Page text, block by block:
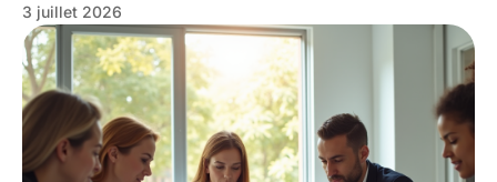
3 juillet 2026